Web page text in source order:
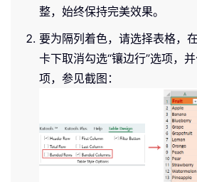
整，始终保持完美效果。
要为隔列着色，请选择表格，
卡下取消勾选“镶边行”选项，
项，参见截图：